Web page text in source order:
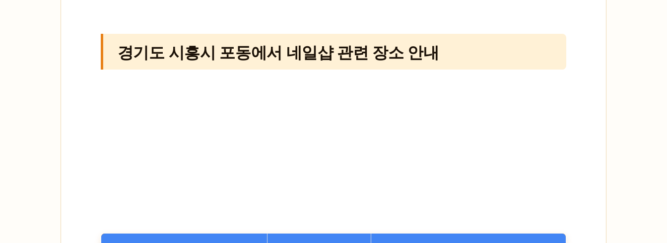
경기도 시흥시 포동에서 네일샵 관련 장소 안내